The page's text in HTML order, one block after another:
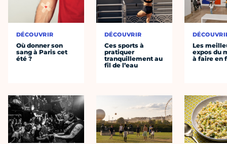
DÉCOUVRIR
Où donner son
sang à Paris cet
été ?
DÉCOUVRIR
Ces sports à
pratiquer
tranquillement au
fil de l’eau
Les
expos du
à faire en